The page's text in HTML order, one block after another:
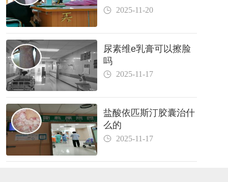
2025-11-20
尿素维e乳膏可以擦脸
吗
2025-11-17
盐酸依匹斯汀胶囊治什
么的
2025-11-17